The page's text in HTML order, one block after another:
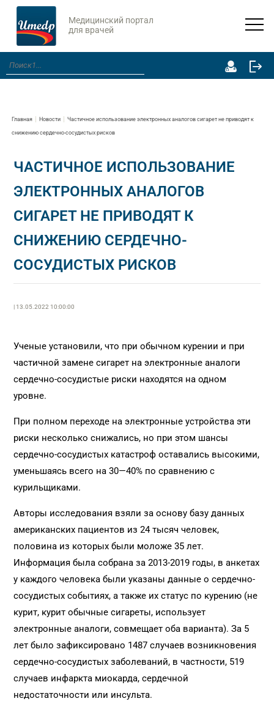
Медицинский портал
для врачей
Главная Новости Частичное использование электронных аналогов сигарет не приводят к
снижению сердечно-сосудистых рисков
ЧАСТИЧНОЕ ИСПОЛЬЗОВАНИЕ
ЭЛЕКТРОННЫХ АНАЛОГОВ
СИГАРЕТ НЕ ПРИВОДЯТ К
СНИЖЕНИЮ СЕРДЕЧНО-
СОСУДИСТЫХ РИСКОВ
| 13.05.2022 10:00:00
Ученые установили, что при обычном курении и при
частичной замене сигарет на электронные аналоги
сердечно-сосудистые риски находятся на одном
уровне.
При полном переходе на электронные устройства эти
риски несколько снижались, но при этом шансы
сердечно-сосудистых катастроф оставались высокими,
уменьшаясь всего на 30—40% по сравнению с
курильщиками.
Авторы исследования взяли за основу базу данных
американских пациентов из 24 тысяч человек,
половина из которых были моложе 35 лет.
Информация была собрана за 2013-2019 годы, в анкетах
у каждого человека были указаны данные о сердечно-
сосудистых событиях, а также их статус по курению (не
курит, курит обычные сигареты, использует
электронные аналоги, совмещает оба варианта). За 5
лет было зафиксировано 1487 случаев возникновения
сердечно-сосудистых заболеваний, в частности, 519
случаев инфаркта миокарда, сердечной
недостаточности или инсульта.